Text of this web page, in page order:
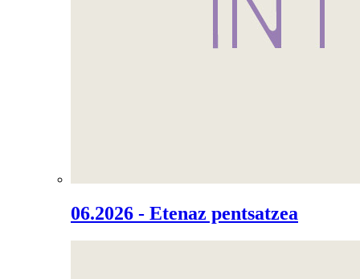
06.2026 - Etenaz pentsatzea